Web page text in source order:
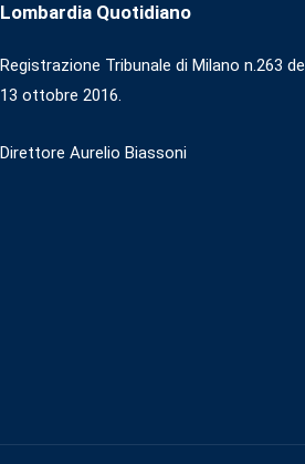
Lombardia Quotidiano
Registrazione Tribunale di Milano n.263 del
13 ottobre 2016.
Direttore Aurelio Biassoni